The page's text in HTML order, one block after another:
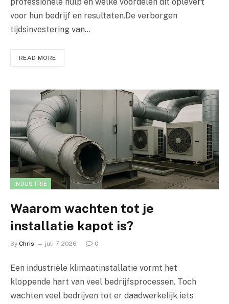
voor hun bedrijf en resultaten.De verborgen
tijdsinvestering van…
READ MORE
INDUSTRIE
Waarom wachten tot je
installatie kapot is?
By Chris juli 7, 2026 0
Een industriële klimaatinstallatie vormt het
kloppende hart van veel bedrijfsprocessen. Toch
wachten veel bedrijven tot er daadwerkelijk iets